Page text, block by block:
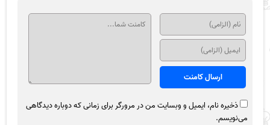
ذخیره نام، ایمیل و وبسایت من در مرورگر برای زمانی که دوباره دیدگاهی
می‌نویسم.